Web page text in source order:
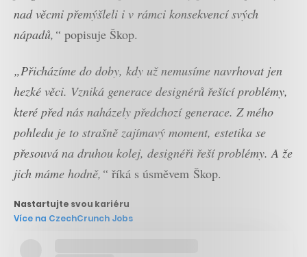
nad věcmi přemýšleli i v rámci konsekvencí svých
nápadů,“ popisuje Škop.
„Přicházíme do doby, kdy už nemusíme navrhovat jen
hezké věci. Vzniká generace designérů řešící problémy,
které před nás naházely předchozí generace. Z mého
pohledu je to strašně zajímavý moment, estetika se
přesouvá na druhou kolej, designéři řeší problémy. A že
jich máme hodně,“ říká s úsměvem Škop.
Nastartujte svou kariéru
Více na CzechCrunch Jobs